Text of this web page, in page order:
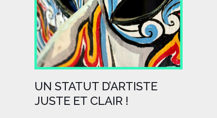
UN STATUT D’ARTISTE
JUSTE ET CLAIR !